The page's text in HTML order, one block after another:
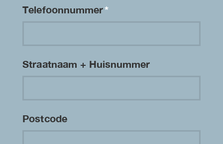
Telefoonnummer*
Straatnaam + Huisnummer
Postcode